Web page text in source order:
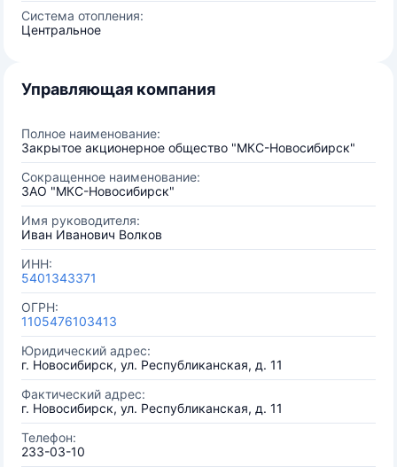
Система отопления:
Центральное
Управляющая компания
Полное наименование:
Закрытое акционерное общество "МКС-Новосибирск"
Сокращенное наименование:
ЗАО "МКС-Новосибирск"
Имя руководителя:
Иван Иванович Волков
ИНН:
5401343371
ОГРН:
1105476103413
Юридический адрес:
г. Новосибирск, ул. Республиканская, д. 11
Фактический адрес:
г. Новосибирск, ул. Республиканская, д. 11
Телефон:
233-03-10